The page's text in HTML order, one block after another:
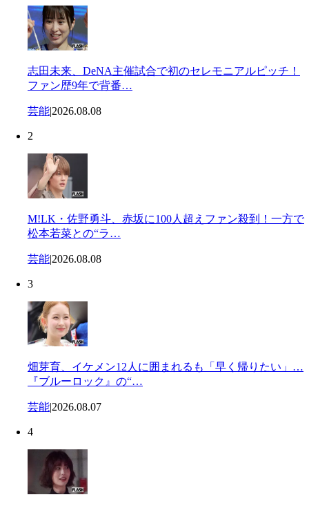
志田未来、DeNA主催試合で初のセレモニアルピッチ！
ファン歴9年で背番…
芸能|2026.08.08
2
M!LK・佐野勇斗、赤坂に100人超えファン殺到！一方で
松本若菜との“ラ…
芸能|2026.08.08
3
畑芽育、イケメン12人に囲まれるも「早く帰りたい」…
『ブルーロック』の“…
芸能|2026.08.07
4